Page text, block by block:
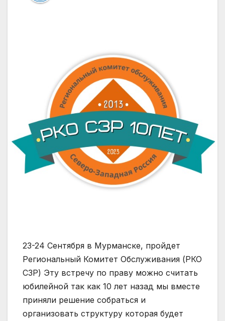
23-24 Сентября в Мурманске, пройдет
Региональный Комитет Обслуживания (РКО
СЗР) Эту встречу по праву можно считать
юбилейной так как 10 лет назад мы вместе
приняли решение собраться и
организовать структуру которая будет